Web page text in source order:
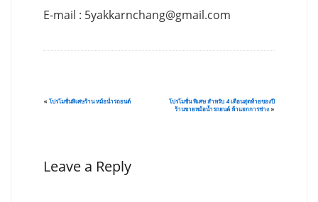
E-mail : 5yakkarnchang@gmail.com
« โปรโมชั่นพิเศษร้าน หม้อน่ำรถยนต์
โปรโมชั่น พิเศษ สำหรับ 4 เดือนสุดท้ายของปี
ร้านขายหม้อน้ำรถยนต์ ห้าแยกการช่าง »
Leave a Reply